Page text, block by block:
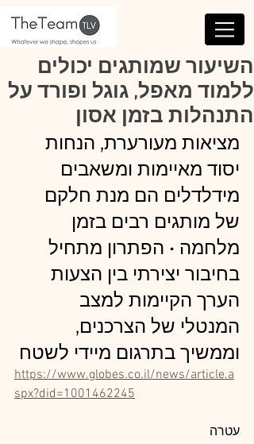
השיעור שמותגים יכולים
ללמוד מאפל, גוגל ופורד על
התנהלות בזמן אסון
מציאות מעורערת, הנחות
יסוד מאיימות ומשאבים
מידלדלים הם מנת חלקם
של מותגים רבים בזמן
מלחמה • הפתרון מתחיל
בחיבור יצירתי בין הצעות
הערך הקיימות למצב
המנטלי של הצרכנים,
וממשיך בתרגום מיידי לשטח
https://www.globes.co.il/news/article.a
spx?did=1001462245
עטרה